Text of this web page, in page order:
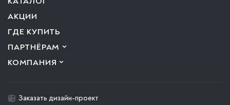
АКЦИИ
ГДЕ КУПИТЬ
ПАРТНЁРАМ
КОМПАНИЯ
Заказать дизайн-проект